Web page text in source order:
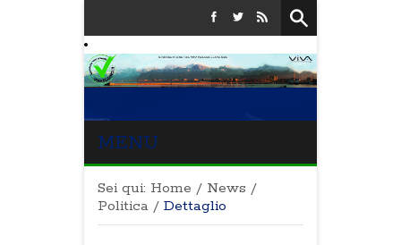
MENU
Sei qui: Home / News /
Politica / Dettaglio